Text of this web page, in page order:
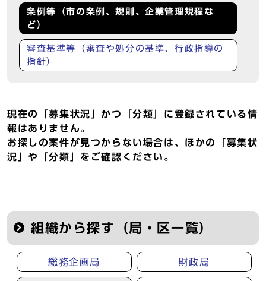
条例等（市の条例、規則、企業管理規程な
ど）
審査基準等（審査や処分の基準、行政指導の
指針）
現在の「募集状況」かつ「分類」に登録されている情
報はありません。
お探しの案件が見つからない場合は、ほかの「募集状
況」や「分類」をご確認ください。
組織から探す（局・区一覧）
総務企画局 財政局